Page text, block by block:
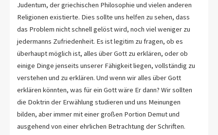
Judentum, der griechischen Philosophie und vielen anderen
Religionen existierte. Dies sollte uns helfen zu sehen, dass
das Problem nicht schnell gelöst wird, noch viel weniger zu
jedermanns Zufriedenheit. Es ist legitim zu fragen, ob es
überhaupt möglich ist, alles über Gott zu erklären, oder ob
einige Dinge jenseits unserer Fähigkeit liegen, vollständig zu
verstehen und zu erklären. Und wenn wir alles über Gott
erklären könnten, was für ein Gott wäre Er dann? Wir sollten
die Doktrin der Erwählung studieren und uns Meinungen
bilden, aber immer mit einer großen Portion Demut und
ausgehend von einer ehrlichen Betrachtung der Schriften.